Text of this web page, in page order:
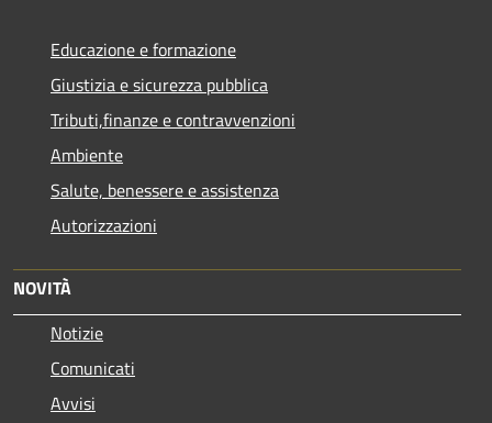
Educazione e formazione
Giustizia e sicurezza pubblica
Tributi,finanze e contravvenzioni
Ambiente
Salute, benessere e assistenza
Autorizzazioni
NOVITÀ
Notizie
Comunicati
Avvisi